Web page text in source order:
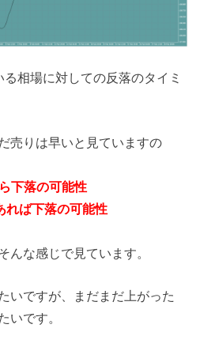
相場に対しての反落のタイミ
売りは早いと見ていますの
下落の可能性
れば下落の可能性
んな感じで見ています。
いですが、まだまだ上がった
いです。